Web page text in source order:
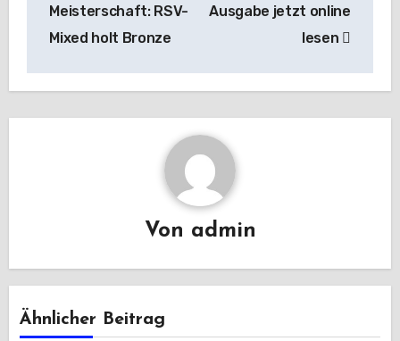
Meisterschaft: RSV-
Mixed holt Bronze
Ausgabe jetzt online
lesen
Von admin
Ähnlicher Beitrag